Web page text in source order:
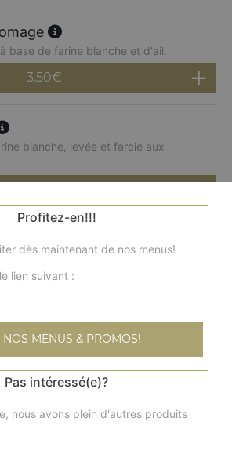
base de farine blanche et d'ail.
3.50€
blanche, levée et farcie aux
de blé complet, levée et farcie aux
Profitez-en!!!
dès maintenant de nos menus!
lien suivant :
NOS MENUS & PROMOS!
Pas intéressé(e)?
nous avons plein d'autres produits